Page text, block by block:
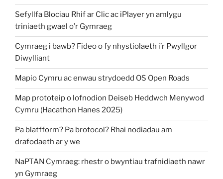
Sefyllfa Blociau Rhif ar Clic ac iPlayer yn amlygu
triniaeth gwael o’r Gymraeg
Cymraeg i bawb? Fideo o fy nhystiolaeth i’r Pwyllgor
Diwylliant
Mapio Cymru ac enwau strydoedd OS Open Roads
Map prototeip o lofnodion Deiseb Heddwch Menywod
Cymru (Hacathon Hanes 2025)
Pa blatfform? Pa brotocol? Rhai nodiadau am
drafodaeth ar y we
NaPTAN Cymraeg: rhestr o bwyntiau trafnidiaeth nawr
yn Gymraeg